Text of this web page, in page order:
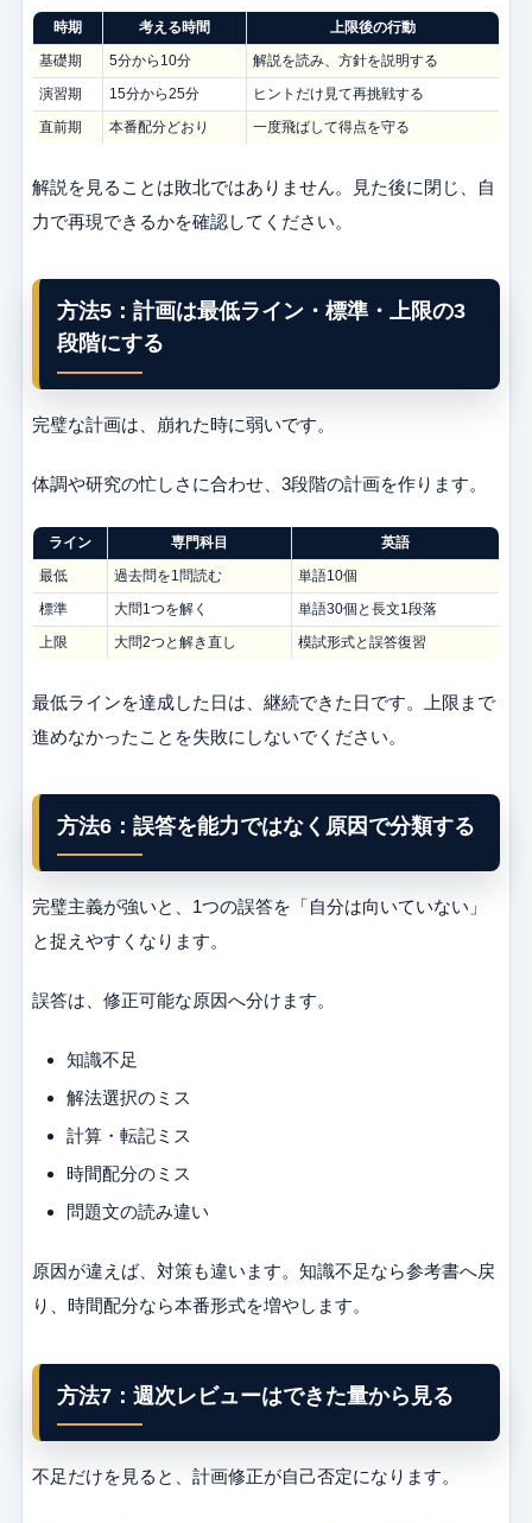
時期 考える時間
上限後の行動
基礎期
5分から10分
解説を読み、方針を説明する
演習期
15分から25分
ヒントだけ見て再挑戦する
直前期
本番配分どおり 一度飛ばして得点を守る
解説を見ることは敗北ではありません。見た後に閉じ、自
力で再現できるかを確認してください。
方法5：計画は最低ライン・標準・上限の3
段階にする
完璧な計画は、崩れた時に弱いです。
体調や研究の忙しさに合わせ、3段階の計画を作ります。
ライン 専門科目
英語
最低
過去問を1問読む
単語10個
標準
大問1つを解く
単語30個と長文1段落
上限
大問2つと解き直し 模試形式と誤答復習
最低ラインを達成した日は、継続できた日です。上限まで
進めなかったことを失敗にしないでください。
方法6：誤答を能力ではなく原因で分類する
完璧主義が強いと、1つの誤答を「自分は向いていない」
と捉えやすくなります。
誤答は、修正可能な原因へ分けます。
知識不足
解法選択のミス
計算・転記ミス
時間配分のミス
問題文の読み違い
原因が違えば、対策も違います。知識不足なら参考書へ戻
り、時間配分なら本番形式を増やします。
方法7：週次レビューはできた量から見る
不足だけを見ると、計画修正が自己否定になります。